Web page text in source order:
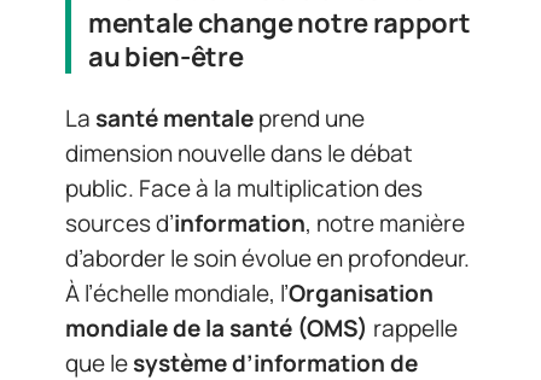
mentale change notre rapport
au bien-être
La santé mentaleprend une
dimension nouvelle dans le débat
public. Face à la multiplication des
sources d’information, notre manière
d’aborder le soin évolue en profondeur.
À l’échelle mondiale, l’Organisation
mondiale de la santé (OMS) rappelle
que lesystème d’information de